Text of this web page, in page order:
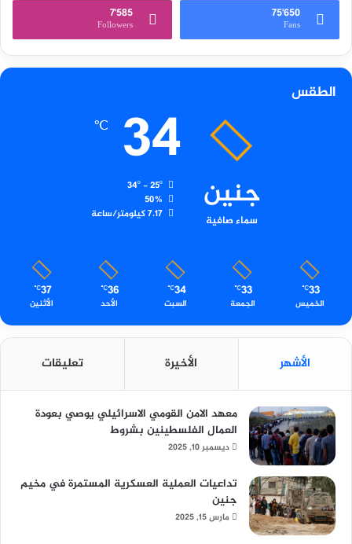
75٬650
Fans
7٬585
Followers
الطقس
جنين
سماء صافية
34
℃
34º - 25º
50%
7.17 كيلومتر/ساعة
33
℃
الخميس
33
℃
الجمعة
34
℃
السبت
36
℃
الأحد
37
℃
الأثنين
الأشهر الأخيرة تعليقات
معهد الامن القومي الاسرائيلي يوصي بعودة
العمال الفلسطينين بشروط
ديسمبر 10, 2025
تداعيات العملية العسكرية المستمرة في مخيم
جنين
مارس 15, 2025